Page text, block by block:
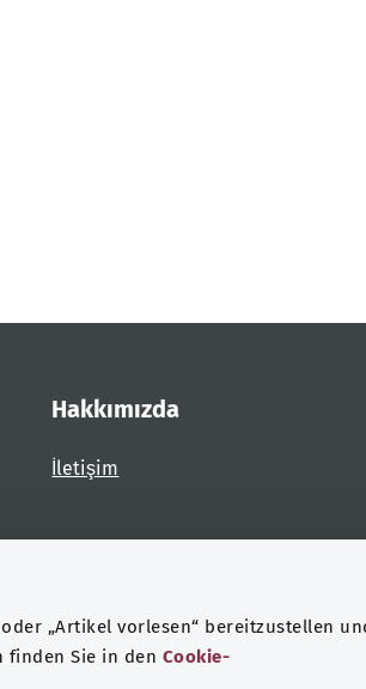
„Artikel vorlesen“ bereitzustellen
finden Sie in den Cookie-
Hakkımızda
İletişim